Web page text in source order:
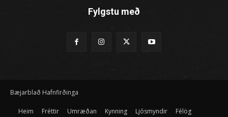
Fylgstu með
Bæjarblað Hafnfirðinga
Heim Fréttir Umræðan Kynning Ljósmyndir Félög